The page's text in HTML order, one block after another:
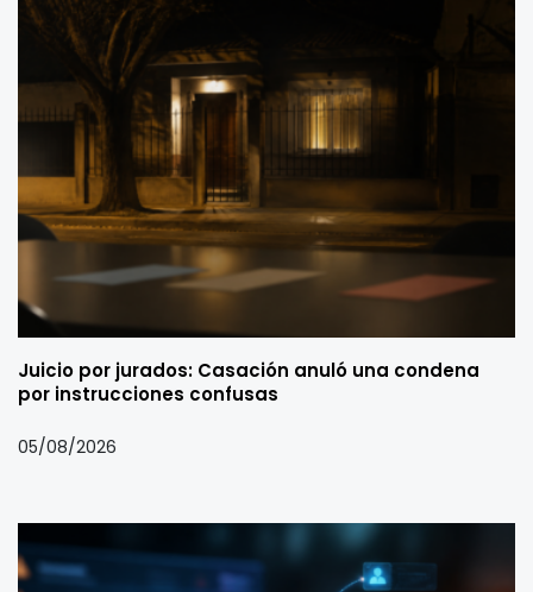
Juicio por jurados: Casación anuló una condena
por instrucciones confusas
05/08/2026